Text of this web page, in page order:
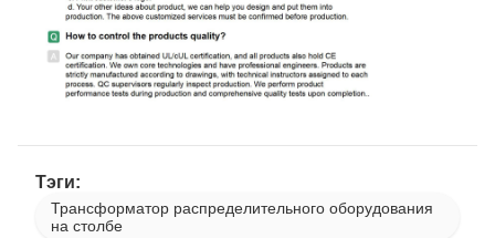
Тэги:
Трансформатор распределительного оборудования
на столбе